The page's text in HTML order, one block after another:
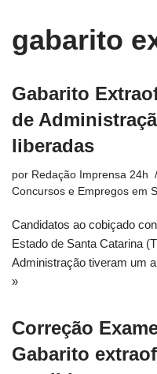
gabarito
Gabarito
de
liberadas
por Redação Imprensa 24h
Concursos e Empregos em
Candidatos ao cobiçado
Estado de Santa Catarina
Administração tiveram um
»
Correção
Gabarito